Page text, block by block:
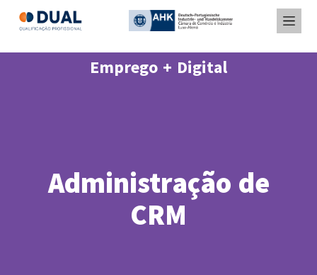
Emprego + Digital
Administração de
CRM